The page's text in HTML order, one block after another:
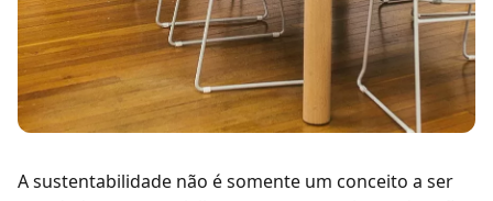
A sustentabilidade não é somente um conceito a ser